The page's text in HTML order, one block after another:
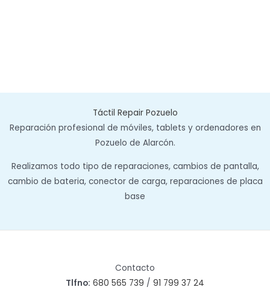
Táctil Repair Pozuelo
Reparación profesional de móviles, tablets y ordenadores en
Pozuelo de Alarcón.
Realizamos todo tipo de reparaciones, cambios de pantalla,
cambio de bateria, conector de carga, reparaciones de placa
base
Contacto
Tlfno: 680 565 739 / 91 799 37 24